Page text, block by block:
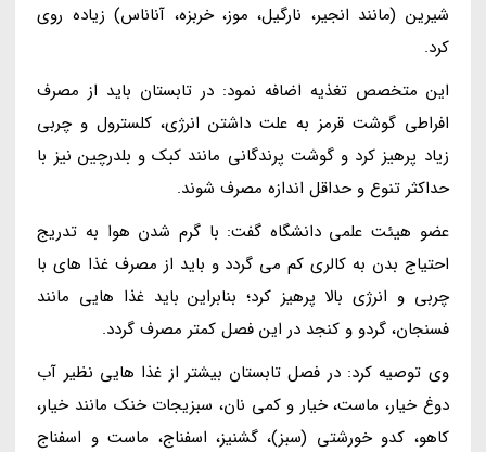
شیرین (مانند انجیر، نارگیل، موز، خربزه، آناناس) زیاده روی
کرد.
این متخصص تغذیه اضافه نمود: در تابستان باید از مصرف
افراطی گوشت قرمز به علت داشتن انرژی، کلسترول و چربی
زیاد پرهیز کرد و گوشت پرندگانی مانند کبک و بلدرچین نیز با
حداکثر تنوع و حداقل اندازه مصرف شوند.
عضو هیئت علمی دانشگاه گفت: با گرم شدن هوا به تدریج
احتیاج بدن به کالری کم می گردد و باید از مصرف غذا های با
چربی و انرژی بالا پرهیز کرد؛ بنابراین باید غذا هایی مانند
فسنجان، گردو و کنجد در این فصل کمتر مصرف گردد.
وی توصیه کرد: در فصل تابستان بیشتر از غذا هایی نظیر آب
دوغ خیار، ماست، خیار و کمی نان، سبزیجات خنک مانند خیار،
کاهو، کدو خورشتی (سبز)، گشنیز، اسفناج، ماست و اسفناج